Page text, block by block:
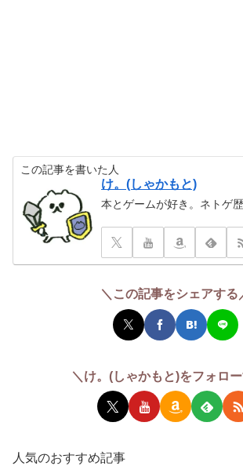
この記事を書いた人
け。(しゃかもと)
本とゲームが好き。ネトゲ歴
＼この記事をシェアする
＼け。(しゃかもと)をフォロ
人気のおすすめ記事